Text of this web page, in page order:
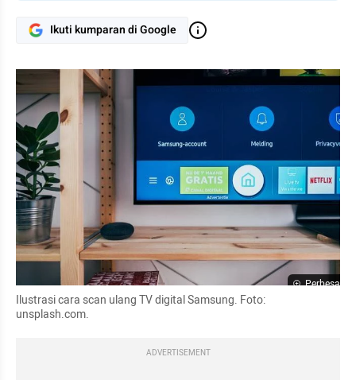
Ikuti kumparan di Google
Perbesar
Ilustrasi cara scan ulang TV digital Samsung. Foto:
unsplash.com.
ADVERTISEMENT